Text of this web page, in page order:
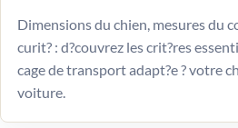
Dimensions du chien, mesures du
curit? : d?couvrez les crit?res
cage de transport adapt?e ? votre
voiture.